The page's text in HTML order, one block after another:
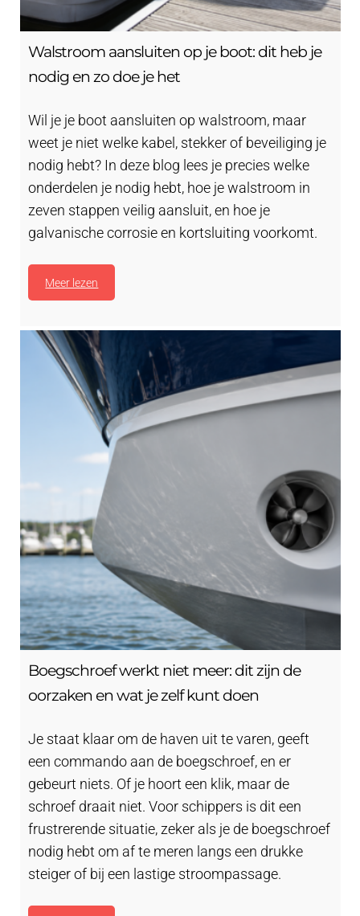
Walstroom aansluiten op je boot: dit heb je
nodig en zo doe je het
Wil je je boot aansluiten op walstroom, maar
weet je niet welke kabel, stekker of beveiliging je
nodig hebt? In deze blog lees je precies welke
onderdelen je nodig hebt, hoe je walstroom in
zeven stappen veilig aansluit, en hoe je
galvanische corrosie en kortsluiting voorkomt.
Meer lezen
Boegschroef werkt niet meer: dit zijn de
oorzaken en wat je zelf kunt doen
Je staat klaar om de haven uit te varen, geeft
een commando aan de boegschroef, en er
gebeurt niets. Of je hoort een klik, maar de
schroef draait niet. Voor schippers is dit een
frustrerende situatie, zeker als je de boegschroef
nodig hebt om af te meren langs een drukke
steiger of bij een lastige stroompassage.